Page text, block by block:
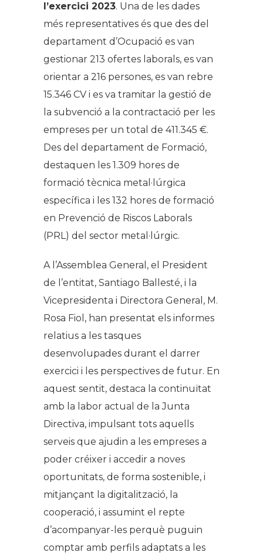
l’exercici 2023. Una de les dades
més representatives és que des del
departament d’Ocupació es van
gestionar 213 ofertes laborals, es van
orientar a 216 persones, es van rebre
15.346 CV i es va tramitar la gestió de
la subvenció a la contractació per les
empreses per un total de 411.345 €.
Des del departament de Formació,
destaquen les 1.309 hores de
formació tècnica metal·lúrgica
específica i les 132 hores de formació
en Prevenció de Riscos Laborals
(PRL) del sector metal·lúrgic.
A l’Assemblea General, el President
de l’entitat, Santiago Ballesté, i la
Vicepresidenta i Directora General, M.
Rosa Fiol, han presentat els informes
relatius a les tasques
desenvolupades durant el darrer
exercici i les perspectives de futur. En
aquest sentit, destaca la continuïtat
amb la labor actual de la Junta
Directiva, impulsant tots aquells
serveis que ajudin a les empreses a
poder créixer i accedir a noves
oportunitats, de forma sostenible, i
mitjançant la digitalització, la
cooperació, i assumint el repte
d’acompanyar-les perquè puguin
comptar amb perfils adaptats a les